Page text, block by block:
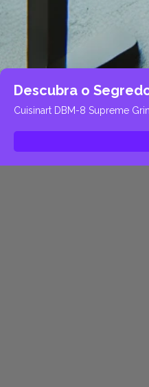
Descubra o
Cuisinart DBM-8 Supreme